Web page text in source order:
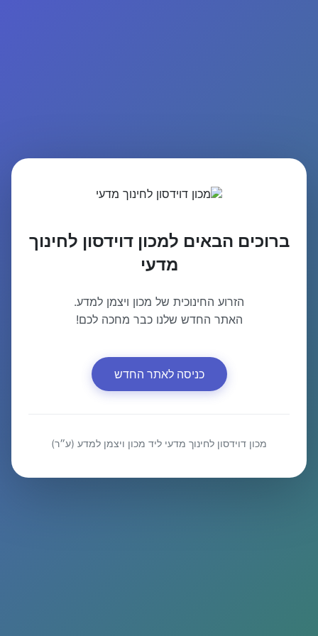
ברוכים הבאים למכון דוידסון לחינוך
מדעי
הזרוע החינוכית של מכון ויצמן למדע.
האתר החדש שלנו כבר מחכה לכם!
כניסה לאתר החדש
מכון דוידסון לחינוך מדעי ליד מכון ויצמן למדע (ע״ר)